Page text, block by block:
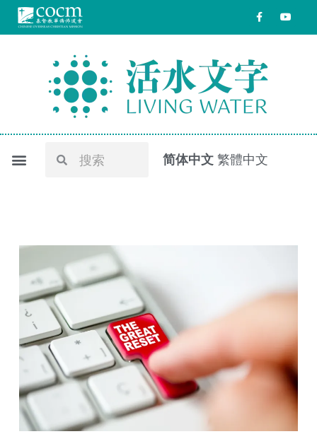
F
a
o
o
k
f
Y
o
SearchSearch
简体中文 繁體中文